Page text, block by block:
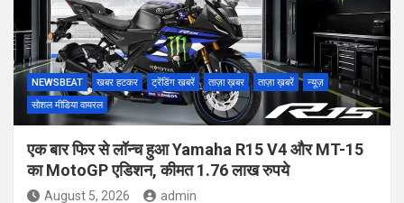
NEWSBEAT खबर हटकर ट्रेंडिंग खबरें ताज़ा ख़बर ताज़ा ख़बरें
न्यूज़
सोशल मीडिया वायरल
एक बार फिर से लॉन्च हुआ Yamaha R15 V4 और MT-15
का MotoGP एडिशन, कीमत 1.76 लाख रुपये
August 5, 2026 admin